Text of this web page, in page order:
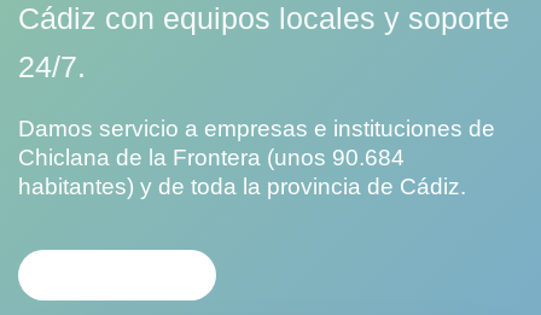
Cádiz con equipos locales y soporte
24/7.
Damos servicio a empresas e instituciones de
Chiclana de la Frontera (unos 90.684
habitantes) y de toda la provincia de Cádiz.